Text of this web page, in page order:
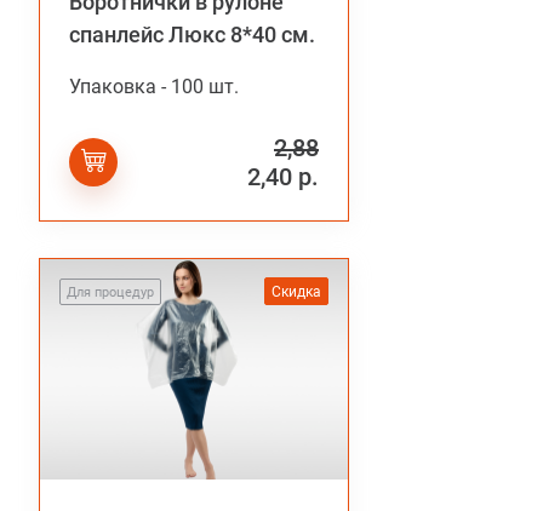
спанлейс Люкс 8*40 см.
Упаковка - 100 шт.
2,88
2,40 р.
Для процедур Скидка